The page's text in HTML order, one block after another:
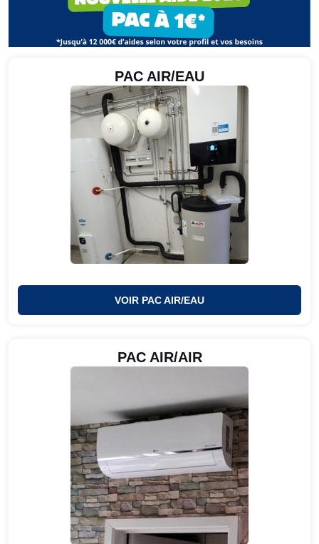
PAC AIR/EAU
VOIR PAC AIR/EAU
PAC AIR/AIR